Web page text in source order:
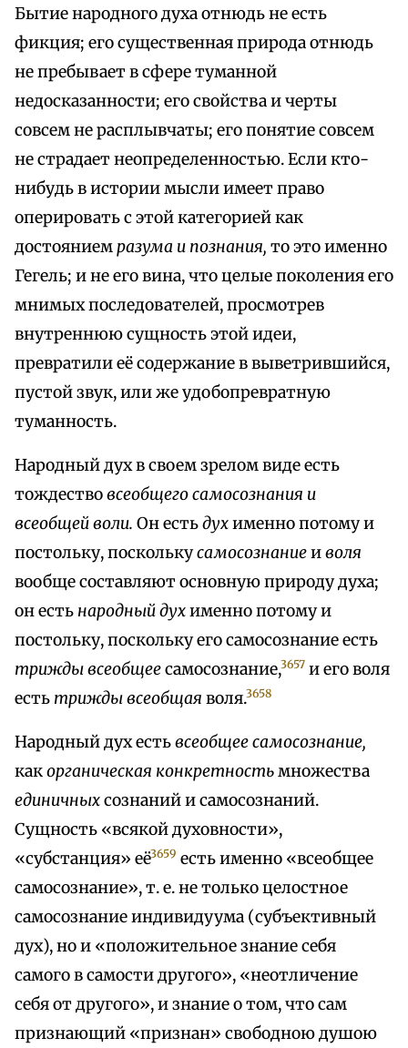
Бытие народного духа отнюдь не есть
фикция; его существенная природа отнюдь
не пребывает в сфере туманной
недосказанности; его свойства и черты
совсем не расплывчаты; его понятие совсем
не страдает неопределенностью. Если кто-
нибудь в истории мысли имеет право
оперировать с этой категорией как
достояниемразума и познания, то это именно
Гегель; и не его вина, что целые поколения его
мнимых последователей, просмотрев
внутреннюю сущность этой идеи,
превратили её содержание в выветрившийся,
пустой звук, или же удобопревратную
туманность.
Народный дух в своем зрелом виде есть
тождествовсеобщего самосознания и
всеобщей воли. Он естьдухименно потому и
постольку, посколькусамосознаниеиволя
вообще составляют основную природу духа;
он есть народный духименно потому и
постольку, поскольку его самосознание есть
трижды всеобщеесамосознание,3657 и его воля
есть трижды всеобщая воля.3658
Народный дух естьвсеобщее самосознание,
какорганическая конкретностьмножества
единичныхсознаний и самосознаний.
Сущность «всякой духовности»,
«субстанция» её3659 есть именно «всеобщее
самосознание», т. е. не только целостное
самосознание индивидуума (субъективный
дух), но и «положительное знание себя
самого в самости другого», «неотличение
себя от другого», и знание о том, что сам
признающий «признан» свободною душою